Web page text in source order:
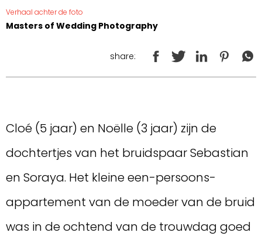
Verhaal achter de foto
Masters of Wedding Photography
share:
Cloé (5 jaar) en Noëlle (3 jaar) zijn de
dochtertjes van het bruidspaar Sebastian
en Soraya. Het kleine een-persoons-
appartement van de moeder van de bruid
was in de ochtend van de trouwdag goed